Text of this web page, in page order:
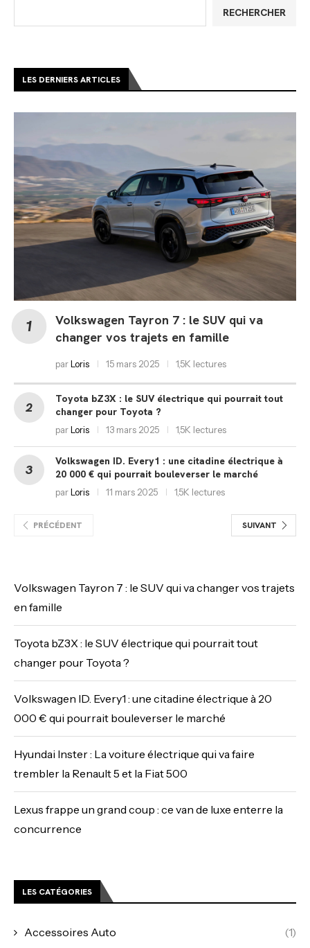
RECHERCHER
LES DERNIERS ARTICLES
Volkswagen Tayron 7 : le SUV qui va
changer vos trajets en famille
parLoris 15 mars 2025 1,5K lectures
Toyota bZ3X : le SUV électrique qui pourrait tout
changer pour Toyota ?
parLoris 13 mars 2025 1,5K lectures
Volkswagen ID. Every1 : une citadine électrique à
20 000 € qui pourrait bouleverser le marché
parLoris 11 mars 2025 1,5K lectures
PRÉCÉDENT SUIVANT
Volkswagen Tayron 7 : le SUV qui va changer vos trajets
en famille
Toyota bZ3X : le SUV électrique qui pourrait tout
changer pour Toyota ?
Volkswagen ID. Every1 : une citadine électrique à 20
000 € qui pourrait bouleverser le marché
Hyundai Inster : La voiture électrique qui va faire
trembler la Renault 5 et la Fiat 500
Lexus frappe un grand coup : ce van de luxe enterre la
concurrence
LES CATÉGORIES
Accessoires Auto (1)